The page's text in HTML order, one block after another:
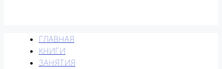
ГЛАВНАЯ
КНИГИ
ЗАНЯТИЯ